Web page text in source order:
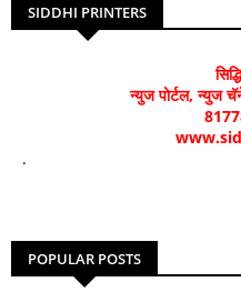
SIDDHI PRINTERS
न्युज पोर्टल, न्युज
.
POPULAR POSTS